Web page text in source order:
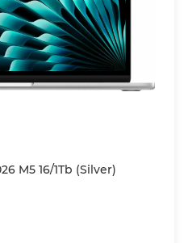
M5 16/1Tb (Silver)